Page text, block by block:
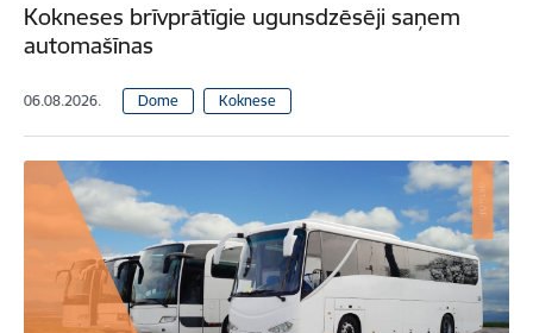
Kokneses brīvprātīgie ugunsdzēsēji saņem
automašīnas
06.08.2026. Dome Koknese